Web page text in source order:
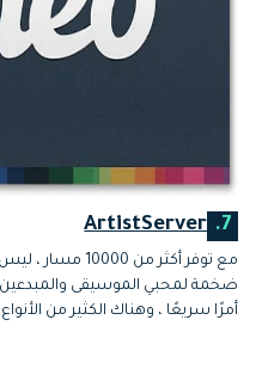
7.
ArtistServer
مع توفر أكثر من
ضخمة لمحبي الموسيقى
أمرًا سريعًا ، وهناك الكثير من